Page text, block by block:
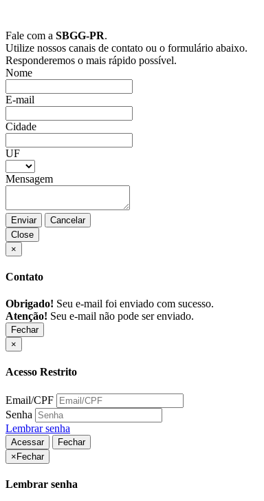
Fale com a SBGG-PR.
Utilize nossos canais de contato ou o formulário abaixo.
Responderemos o mais rápido possível.
Nome
E-mail
Cidade
UF
Mensagem
Enviar
Cancelar
Close
×
Contato
Obrigado! Seu e-mail foi enviado com sucesso.
Atenção! Seu e-mail não pode ser enviado.
Fechar
×
Acesso Restrito
Email/CPF
Senha
Lembrar senha
Acessar
Fechar
×Fechar
Lembrar senha